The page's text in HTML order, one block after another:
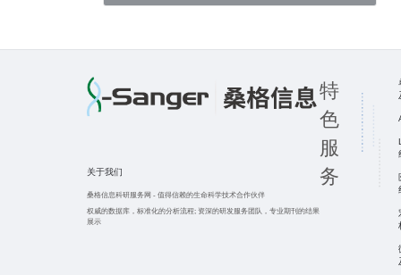
关于我们
桑格信息科研服务网 - 值得信赖的生命科学技术合作伙伴
权威的数据库，标准化的分析流程; 资深的研发服务团队，专业期刊的结果
展示
特
色
服
务